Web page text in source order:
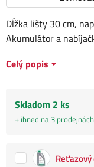
Dĺžka lišty 30 cm,
Akumulátor a
Celý popis
Skladom 2 ks
+ ihned na 3 prodejnách
Reťazový